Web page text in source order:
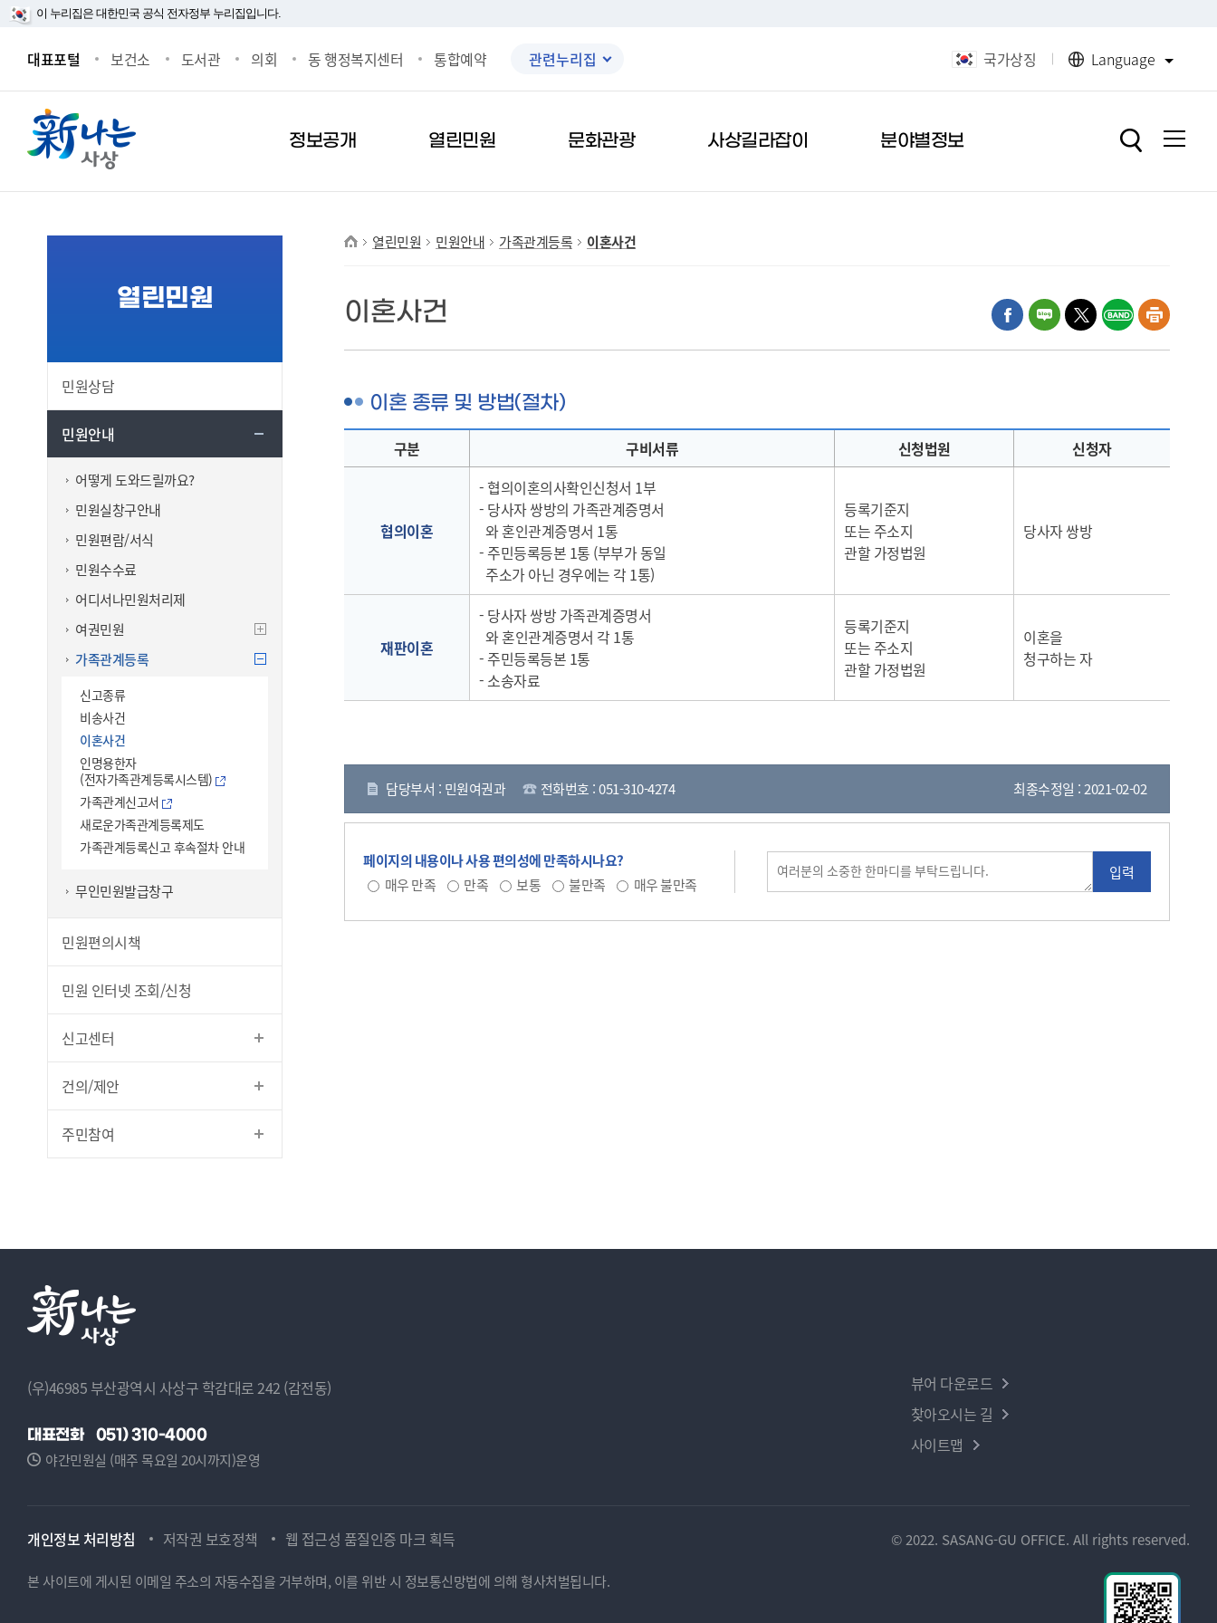
본문 바로가기
메인메뉴 바로가기
이 누리집은 대한민국 공식 전자정부 누리집입니다.
대표포털 보건소 도서관 의회 동 행정복지센터 통합예약 관련누리집 국가상징 Language
정보공개 열린민원 문화관광 사상길라잡이 분야별정보
사이트맵
열린민원
민원상담
민원안내
어떻게 도와드릴까요?
민원실창구안내
민원편람/서식
민원수수료
어디서나민원처리제
여권민원
가족관계등록
신고종류
비송사건
이혼사건
인명용한자
(전자가족관계등록시스템)
가족관계신고서
새로운가족관계등록제도
가족관계등록신고 후속절차 안내
무인민원발급창구
민원편의시책
민원 인터넷 조회/신청
신고센터
건의/제안
주민참여
페이스북블로그트위터밴드
열린민원 민원안내 가족관계등록 이혼사건
이혼사건
이혼 종류 및 방법(절차)
구분 구비서류 신청법원 신청자
협의이혼
- 협의이혼의사확인신청서 1부
- 당사자 쌍방의 가족관계증명서
와 혼인관계증명서 1통
- 주민등록등본 1통 (부부가 동일
주소가 아닌 경우에는 각 1통)
등록기준지
또는 주소지
관할 가정법원
당사자 쌍방
재판이혼
- 당사자 쌍방 가족관계증명서
와 혼인관계증명서 각 1통
- 주민등록등본 1통
- 소송자료
등록기준지
또는 주소지
관할 가정법원
이혼을
청구하는 자
담당부서 : 민원여권과 전화번호 : 051-310-4274 최종수정일 : 2021-02-02
페이지의 내용이나 사용 편의성에 만족하시나요?
매우 만족
만족 보통 불만족 매우 불만족
(우)46985 부산광역시 사상구 학감대로 242 (감전동)
대표전화
051) 310-4000
야간민원실 (매주 목요일 20시까지)운영
뷰어 다운로드
찾아오시는 길
사이트맵
개인정보 처리방침 저작권 보호정책 웹 접근성 품질인증 마크 획득 © 2022. SASANG-GU OFFICE. All rights reserved.
본 사이트에 게시된 이메일 주소의 자동수집을 거부하며, 이를 위반 시 정보통신망법에 의해 형사처벌됩니다.